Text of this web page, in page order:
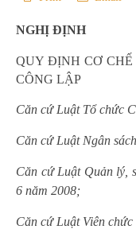
NGHỊ ĐỊNH
QUY ĐỊNH CƠ
CÔNG LẬP
Căn cứ Luật Tổ chức
Căn cứ Luật Ngân
Căn cứ Luật Quản lý,
6 năm 2008;
Căn cứ Luật Viên